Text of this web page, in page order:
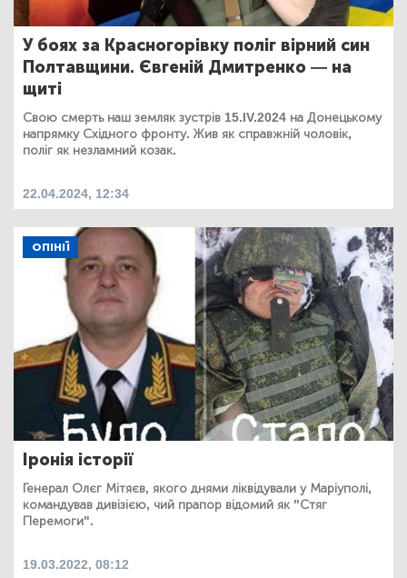
У боях за Красногорівку поліг вірний син
Полтавщини. Євгеній Дмитренко — на
щиті
Свою смерть наш земляк зустрів 15.IV.2024 на Донецькому
напрямку Східного фронту. Жив як справжній чоловік,
поліг як незламний козак.
22.04.2024, 12:34
ОПІНІЇ
Іронія історії
Генерал Олєг Мітяєв, якого днями ліквідували у Маріуполі,
командував дивізією, чий прапор відомий як "Стяг
Перемоги".
19.03.2022, 08:12